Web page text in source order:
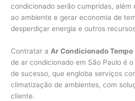
condicionado serão cumpridas, além
ao ambiente e gerar economia de
desperdiçar energia e outros
Contratar a Ar Condicionado Tempo
de ar condicionado em São Paulo é
de sucesso, que engloba serviços
climatização de ambientes, com
cliente.